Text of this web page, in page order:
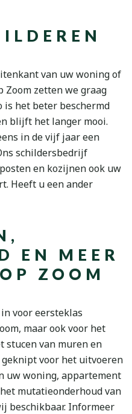
van uw woning of
zetten we graag
is het beter beschermd
blijft het langer mooi.
in de vijf jaar een
schildersbedrijf
en kozijnen ook uw
Heeft u een ander
EN MEER
ZOOM
voor eersteklas
maar ook voor het
stucen van muren en
voor het uitvoeren
uw woning, appartement
mutatieonderhoud van
beschikbaar. Informeer